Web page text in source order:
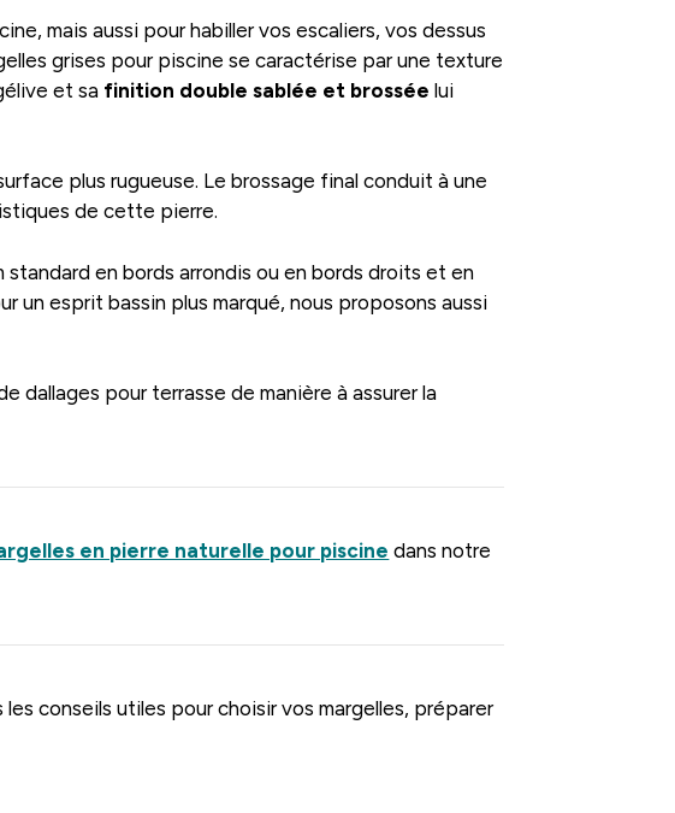
mais aussi pour habiller vos escaliers, vos dessus
grises pour piscine se caractérise par une texture
et sa finition double sablée et brossée lui
plus rugueuse. Le brossage final conduit à une
de cette pierre.
en bords arrondis ou en bords droits et en
un esprit bassin plus marqué, nous proposons aussi
dallages pour terrasse de manière à assurer la
en pierre naturelle pour piscine dans notre
conseils utiles pour choisir vos margelles, préparer